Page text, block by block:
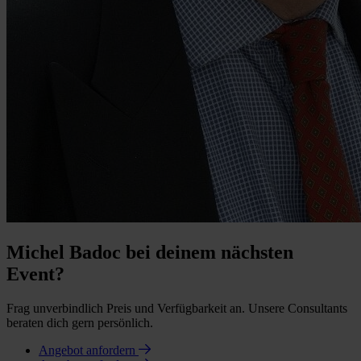
Michel Badoc bei deinem nächsten
Event?
Frag unverbindlich Preis und Verfügbarkeit an. Unsere Consultants
beraten dich gern persönlich.
Angebot anfordern